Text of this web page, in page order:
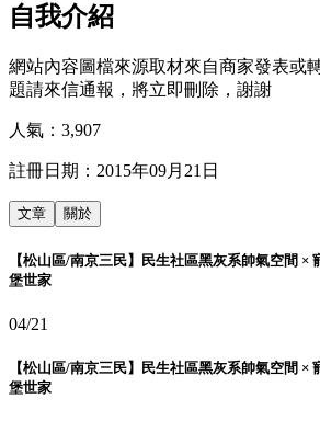
自我介紹
網站內容圖檔來源取材來自商家發表或
題請來信通報，將立即刪除，謝謝
人氣： 3,907
註冊日期： 2015年09月21日
文章 關於
【松山區/南京三民】民生社區黑灰系帥氣空間 ×
堡世家
04/21
【松山區/南京三民】民生社區黑灰系帥氣空間 ×
堡世家